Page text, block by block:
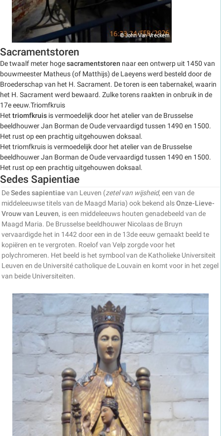
Sacramentstoren
De twaalf meter hogesacramentstoren naar een ontwerp uit 1450 van
bouwmeester Matheus (of Matthijs) de Laeyens werd besteld door de
Broederschap van het H. Sacrament. De toren is een tabernakel, waarin
het H. Sacrament werd bewaard. Zulke torens raakten in onbruik in de
17e eeuw.Triomfkruis
Het triomfkruis is vermoedelijk door het atelier van de Brusselse
beeldhouwer Jan Borman de Oude vervaardigd tussen 1490 en 1500.
Het rust op een prachtig uitgehouwen doksaal.
Het triomfkruis is vermoedelijk door het atelier van de Brusselse
beeldhouwer Jan Borman de Oude vervaardigd tussen 1490 en 1500.
Het rust op een prachtig uitgehouwen doksaal.
Sedes Sapientiae
DeSedes sapientiae van Leuven (zetel van wijsheid, een van de
middeleeuwse titels van de Maagd Maria) ook bekend alsOnze-Lieve-
Vrouw van Leuven, is een middeleeuws houten genadebeeld van de
Maagd Maria. De Brusselse beeldhouwer Nicolaas de Bruyn
vervaardigde het in 1442 door een in de 13de eeuw gemaakt beeld te
kopiëren en te vergroten. Roelof van Velp zorgde voor het
polychromeren. Het beeld is het symbool van de Katholieke Universiteit
Leuven en de Université catholique de Louvain en komt voor in het zegel
van beide Universiteiten.